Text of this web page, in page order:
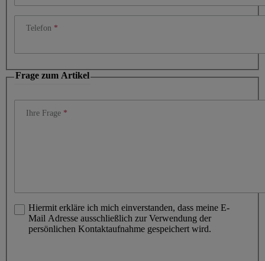
Telefon
Frage zum Artikel
Ihre Frage
Hiermit erkläre ich mich einverstanden, dass meine E-
Mail Adresse ausschließlich zur Verwendung der
persönlichen Kontaktaufnahme gespeichert wird.